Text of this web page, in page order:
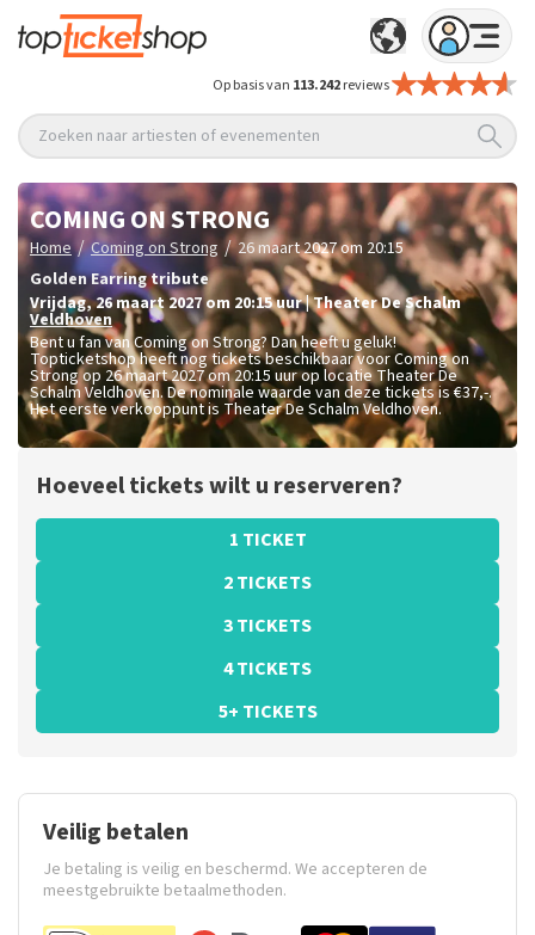
Op basis van 113.242reviews
Zoeken naar artiesten of evenementen
COMING ON STRONG
Home / Coming on Strong / 26 maart 2027 om 20:15
Golden Earring tribute
vrijdag,26 maart 2027 om 20:15uur|Theater De Schalm
Veldhoven
Bent u fan van Coming on Strong? Dan heeft u geluk!
Topticketshop heeft nog tickets beschikbaar voor Coming on
Strong op 26 maart 2027 om 20:15 uur op locatie Theater De
Schalm Veldhoven. De nominale waarde van deze tickets is€37,-.
Het eerste verkooppunt is Theater De Schalm Veldhoven.
Hoeveel tickets wilt u reserveren?
1 TICKET
2 TICKETS
3 TICKETS
4 TICKETS
5+ TICKETS
Veilig betalen
Je betaling is veilig en beschermd. We accepteren de
meestgebruikte betaalmethoden.